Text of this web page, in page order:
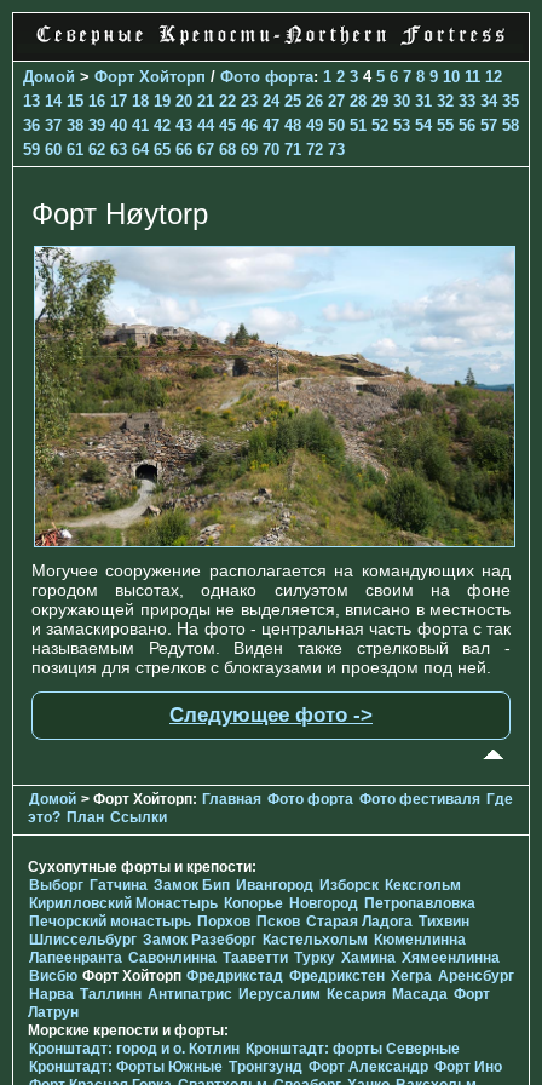
Домой > Форт Хойторп / Фото форта: 1 2 3 4 5 6 7 8 9 10 11 12
13 14 15 16 17 18 19 20 21 22 23 24 25 26 27 28 29 30 31 32 33 34 35
36 37 38 39 40 41 42 43 44 45 46 47 48 49 50 51 52 53 54 55 56 57 58
59 60 61 62 63 64 65 66 67 68 69 70 71 72 73
Форт Høytorp
Могучее сооружение располагается на командующих над
городом высотах, однако силуэтом своим на фоне
окружающей природы не выделяется, вписано в местность
и замаскировано. На фото - центральная часть форта с так
называемым Редутом. Виден также стрелковый вал -
позиция для стрелков с блокгаузами и проездом под ней.
Следующее фото ->
Домой > Форт Хойторп: Главная Фото форта Фото фестиваля Где
это? План Ссылки
Сухопутные форты и крепости:
Выборг Гатчина Замок Бип Ивангород Изборск Кексгольм
Кирилловский Монастырь Копорье Новгород Петропавловка
Печорcкий монастырь Порхов Псков Старая Ладога Тихвин
Шлиссельбург Замок Разеборг Кастельхольм Кюменлинна
Лапеенранта Савонлинна Тааветти Турку Хамина Хямеенлинна
Висбю Форт Хойторп Фредрикстад Фредрикстен Хегра Аренсбург
Нарва Таллинн Антипатрис Иерусалим Кесария Масада Форт
Латрун
Морские крепости и форты:
Кронштадт: город и о. Котлин Кронштадт: форты Северные
Кронштадт: Форты Южные Тронгзунд Форт Александр Форт Ино